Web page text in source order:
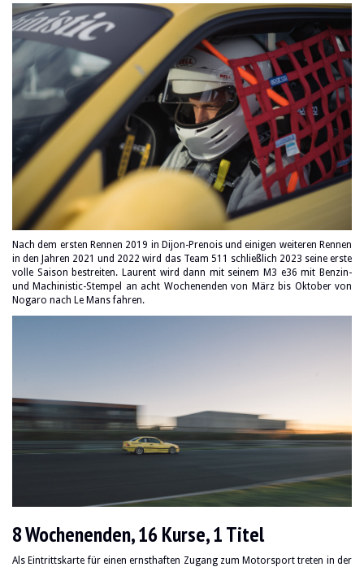
Nach dem ersten Rennen 2019 in Dijon-Prenois und einigen weiteren Rennen
in den Jahren 2021 und 2022 wird das Team 511 schließlich 2023 seine erste
volle Saison bestreiten. Laurent wird dann mit seinem M3 e36 mit Benzin-
und Machinistic-Stempel an acht Wochenenden von März bis Oktober von
Nogaro nach Le Mans fahren.
8 Wochenenden, 16 Kurse, 1 Titel
Als Eintrittskarte für einen ernsthaften Zugang zum Motorsport treten in der